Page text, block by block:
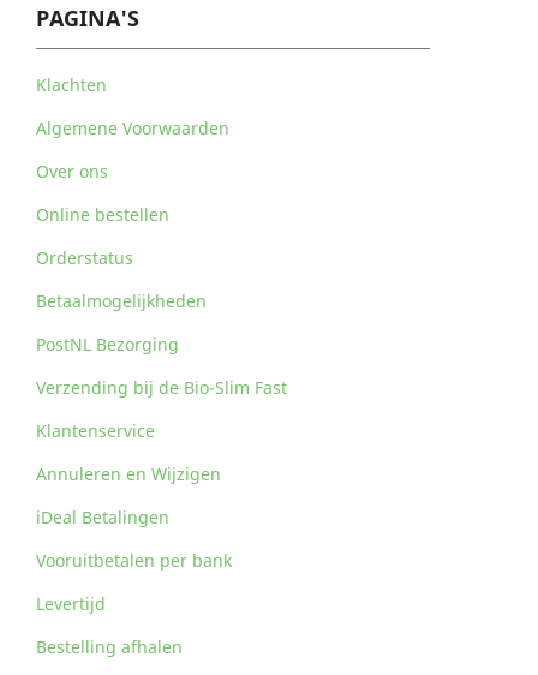
PAGINA'S
Klachten
Algemene Voorwaarden
Over ons
Online bestellen
Orderstatus
Betaalmogelijkheden
PostNL Bezorging
Verzending bij de Bio-Slim Fast
Klantenservice
Annuleren en Wijzigen
iDeal Betalingen
Vooruitbetalen per bank
Levertijd
Bestelling afhalen